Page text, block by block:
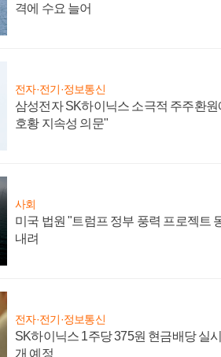
격에 수요 늘어
전자·전기·정보통신
삼성전자 SK하이닉스 소극적 주주환원
호황 지속성 의문"
사회
미국 법원 "트럼프 정부 풍력 프로젝트
내려
전자·전기·정보통신
SK하이닉스 1주당 375원 현금배당 실
개 예정